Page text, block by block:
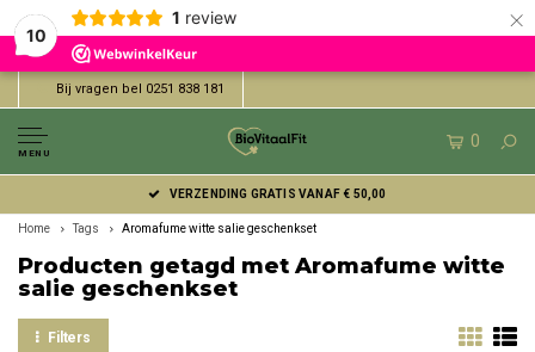
10
1 review ×
Bij vragen bel 0251 838 181
MENU
0
VERZENDING GRATIS VANAF € 50,00
Home Tags Aromafume witte salie geschenkset
Producten getagd met Aromafume witte
salie geschenkset
Filters